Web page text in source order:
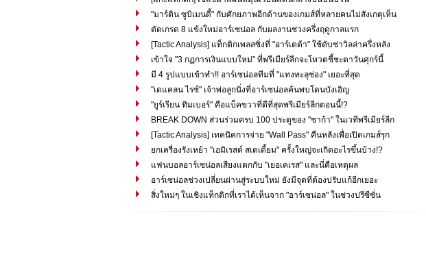
"มาร์ติน ซูบิเมนดี้" กับศักยภาพอีกด้านของเกมส์ที่หลายคนไม่สังเกตุเห็น
ตัดเกรด 8 แข้งใหม่อาร์เซน่อล กับผลงานช่วงครึ่งฤดูกาลแรก
[Tactic Analysis] แท็กติกเพลสซิ่งที่ "อาร์เตต้า" ใช้ดับซ่าวิลล่าครึ่งหลัง
เข้าใจ "3 กฏการเงินแบบใหม่" ที่พรีเมียร์ลีกจะโหวตชี้ชะตาวันศุกร์นี้
มี 4 รูปแบบเข้าทำ!! อาร์เซน่อลทีมที่ "แทงทะลุช่อง" เยอะที่สุด
"เดแคลน ไรซ์" เจ้าพ่อลูกนิ่งที่อาร์เซน่อลค้นพบโดนบังเอิญ
"ยูร์เรียน ทิมเบอร์" คือแบ็คขวาที่ดีที่สุดพรีเมียร์ลีกตอนนี้!?
BREAK DOWN ส่วนร่วมครบ 100 ประตูของ "ซาก้า" ในเวทีพรีเมียร์ลีก
[Tactic Analysis] เทคนิคการจ่าย "Wall Pass" คืนหลังเพื่อเปิดเกมส์รุก
ยกเครื่องรังเหย้า "เอมิเรสต์ สเตเดี้ยม" ครั้งใหญ่จะเกิดอะไรขึ้นบ้าง!?
แฟนบอลอาร์เซน่อลเสียงแตกกับ "เยอเคเรส" และนี่คือเหตุผล
อาร์เซน่อลช่วงเปลี่ยนผ่านสู่ระบบใหม่ ยังมีจุดที่ต้องปรับแก้อีกเยอะ
สิ่งใหม่ๆ ในเชิงแท็กติกที่เราได้เห็นจาก "อาร์เซน่อล" ในช่วงปรีซีซั่น